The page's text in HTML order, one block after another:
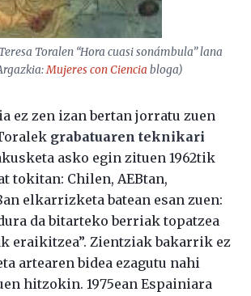
Toralen “Hora cuasi sonámbula” lana
Mujeres con Ciencia bloga)
ez zen izan bertan jorratu zuen
grabatuaren teknikari
asko egin zituen 1962tik
tokitan: Chilen, AEBtan,
elkarrizketa batean esan zuen:
da bitarteko berriak topatzea
eraikitzea”. Zientziak bakarrik ez
artearen bidea ezagutu nahi
hitzokin. 1975ean Espainiara